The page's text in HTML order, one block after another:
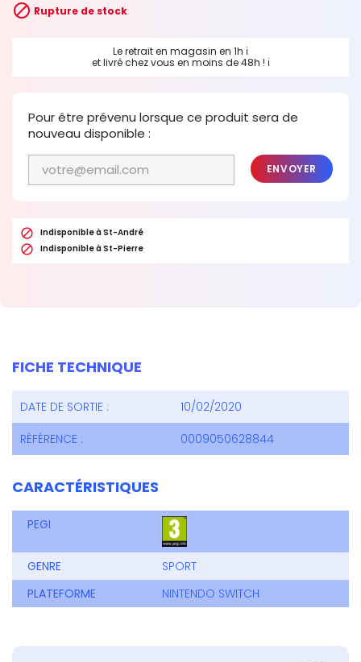
 Rupture de stock
Le retrait en magasin en 1h ℹ
et livré chez vous en moins de 48h ! ℹ
Pour être prévenu lorsque ce produit sera de
nouveau disponible :
ENVOYER
 Indisponible à St-André
 Indisponible à St-Pierre
FICHE TECHNIQUE
DATE DE SORTIE :
10/02/2020
RÉFÉRENCE :
0009050628844
CARACTÉRISTIQUES
PEGI
GENRE
SPORT
PLATEFORME
NINTENDO SWITCH